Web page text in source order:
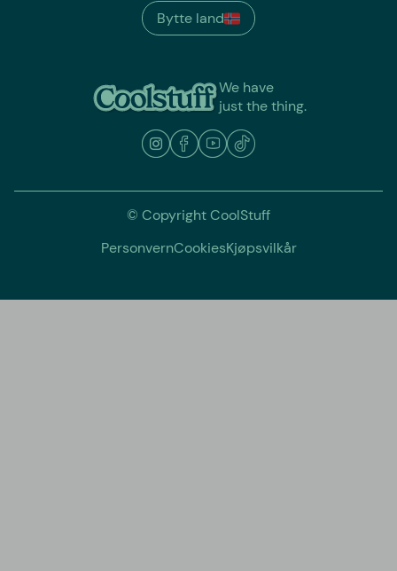
We have
just the thing.
Bytte land
© Copyright CoolStuff
PersonvernCookiesKjøpsvilkår